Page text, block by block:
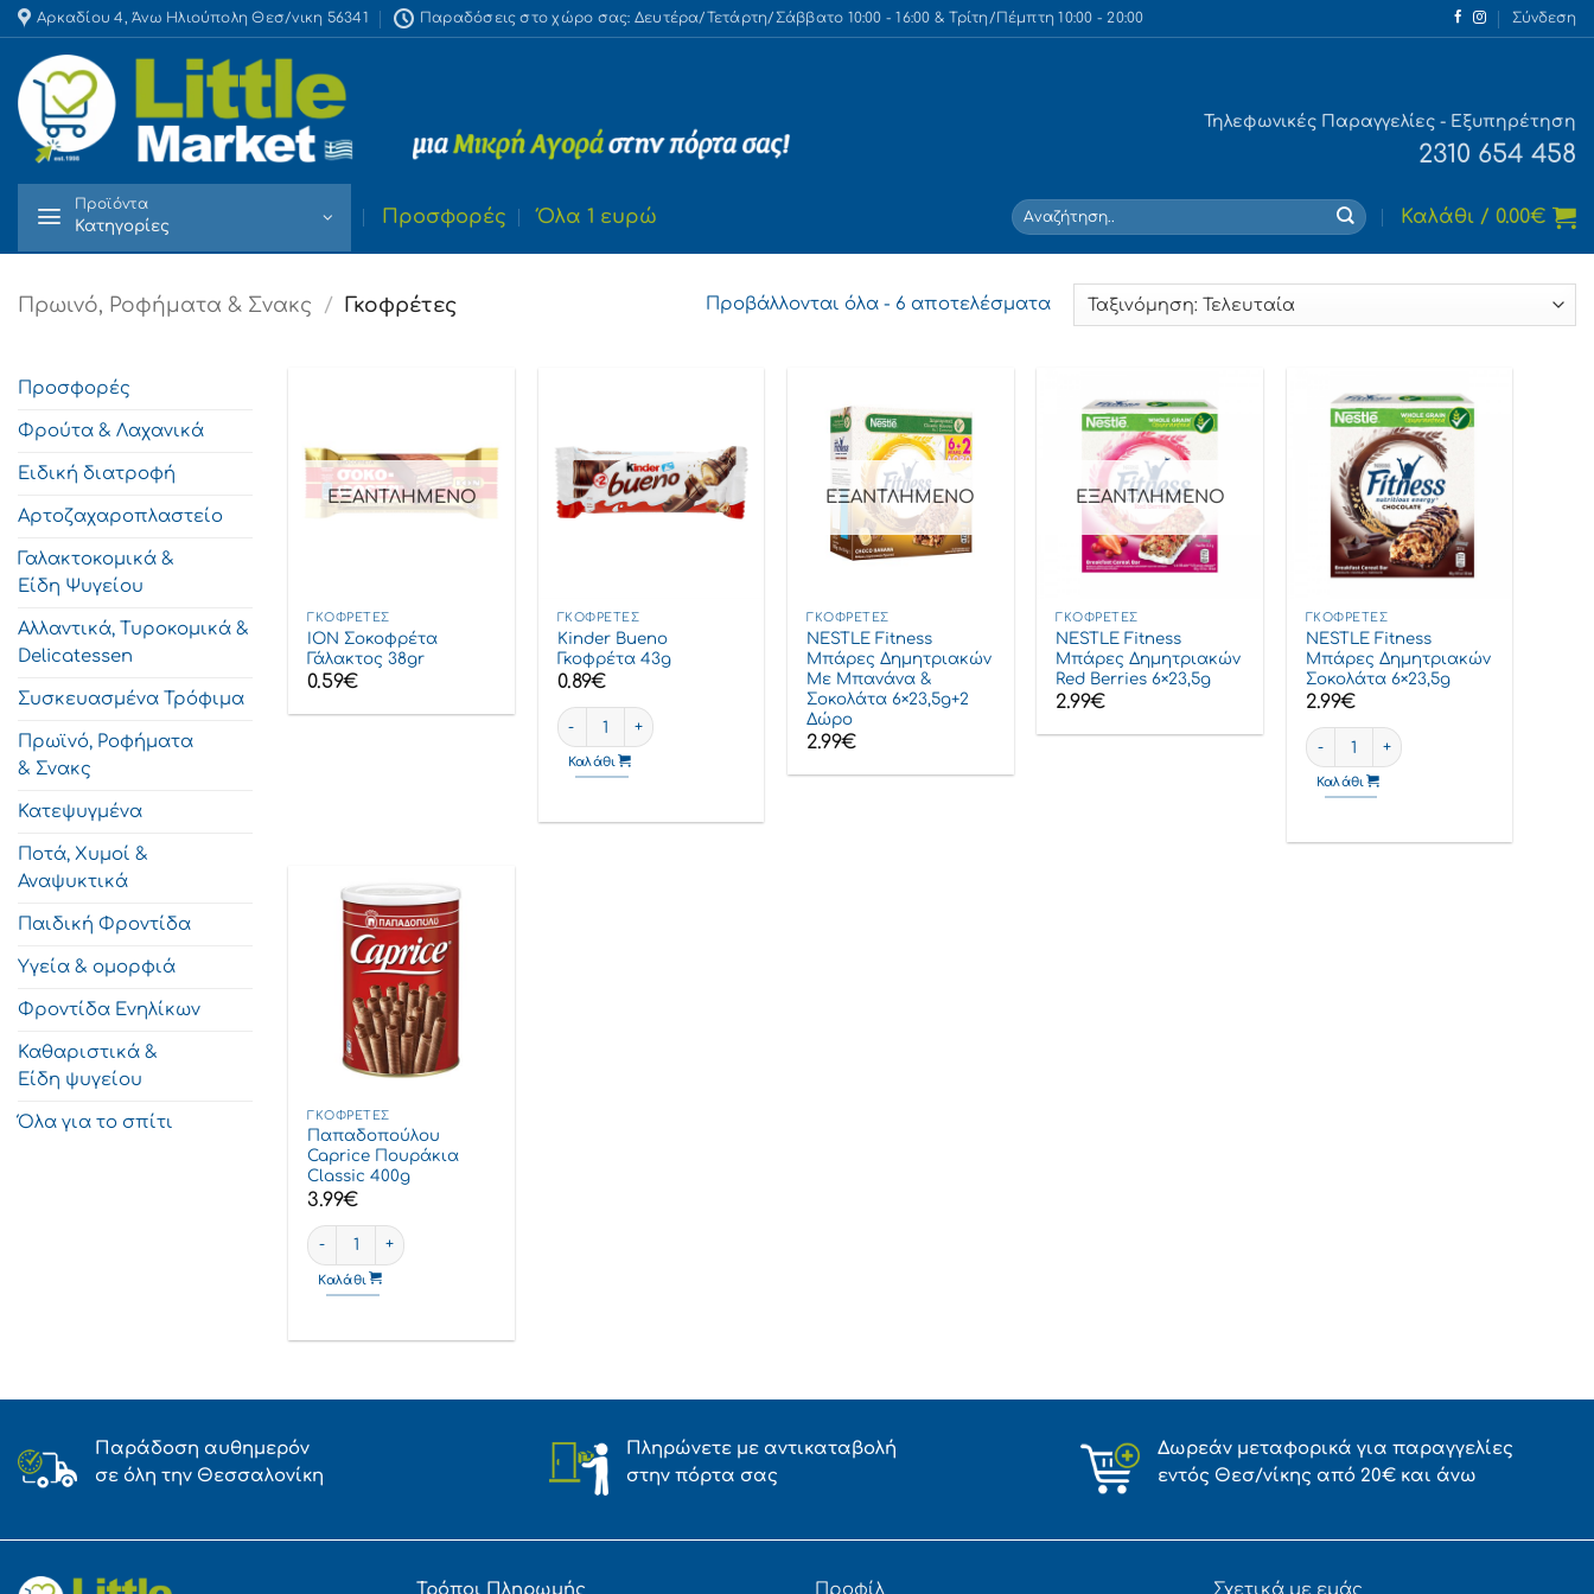
Skip
to
content
Αρκαδίου 4, Άνω Ηλιούπολη Θεσ/νικη 56341 Παραδόσεις στο χώρο σας: Δευτέρα/Τετάρτη/Σάββατο 10:00 - 16:00 & Τρίτη/Πέμπτη 10:00 - 20:00 Σύνδεση
Τηλεφωνικές Παραγγελίες - Εξυπηρέτηση
2310 654 458
Προϊόντα
Κατηγορίες Προσφορές Όλα 1 ευρώ
Αναζήτηση
για:
Καλάθι / 0.00€
Πρωινό, Ροφήματα & Σνακς / Γκοφρέτες Προβάλλονται όλα - 6 αποτελέσματαSorted
Προσφορές
Φρούτα & Λαχανικά
Ειδική διατροφή
Αρτοζαχαροπλαστείο
Γαλακτοκομικά &
Είδη Ψυγείου
Αλλαντικά, Τυροκομικά &
Delicatessen
Συσκευασμένα Τρόφιμα
Πρωϊνό, Ροφήματα
& Σνακς
Κατεψυγμένα
Ποτά, Χυμοί &
Αναψυκτικά
Παιδική Φροντίδα
Υγεία & ομορφιά
Φροντίδα Ενηλίκων
Καθαριστικά &
Είδη ψυγείου
Όλα για το σπίτι
ΕΞΑΝΤΛΗΜΈΝΟ
ΓΚΟΦΡΈΤΕΣ
ΙΟΝ Σοκοφρέτα
Γάλακτος 38gr
0.59€
ΓΚΟΦΡΈΤΕΣ
Kinder Bueno
Γκοφρέτα 43g
0.89€
Kinder Bueno Γκοφρέτα 43g ποσότητα
Καλάθι
ΕΞΑΝΤΛΗΜΈΝΟ
ΓΚΟΦΡΈΤΕΣ
NESTLE Fitness
Μπάρες Δημητριακών
Με Μπανάνα &
Σοκολάτα 6×23,5g+2
Δώρο
2.99€
ΕΞΑΝΤΛΗΜΈΝΟ
ΓΚΟΦΡΈΤΕΣ
NESTLE Fitness
Μπάρες Δημητριακών
Red Berries 6×23,5g
2.99€
ΓΚΟΦΡΈΤΕΣ
NESTLE Fitness
Μπάρες Δημητριακών
Σοκολάτα 6×23,5g
2.99€
NESTLE Fitness Μπάρες
Καλάθι
ΓΚΟΦΡΈΤΕΣ
Παπαδοπούλου
Caprice Πουράκια
Classic 400g
3.99€
Παπαδοπούλου Caprice Πουράκια Classic 400g ποσότητα
Καλάθι
Παράδοση αυθημερόν
σε όλη την Θεσσαλονίκη
Πληρώνετε με αντικαταβολή
στην πόρτα σας
Δωρεάν μεταφορικά για παραγγελίες
εντός Θεσ/νίκης από 20€ και άνω
Τρόποι Πληρωμής Προφίλ Σχετικά με εμάς